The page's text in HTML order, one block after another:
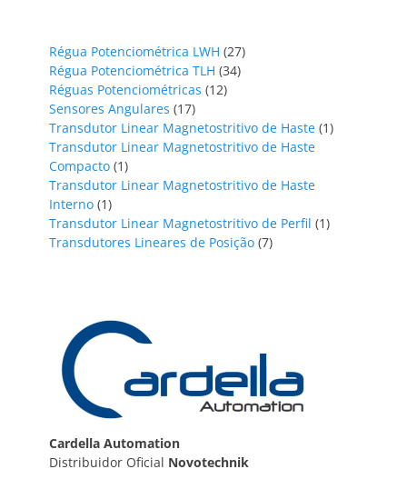
Régua Potenciométrica LWH 2727
Régua Potenciométrica TLH 3434
Réguas Potenciométricas 1212
Sensores Angulares 1717
produtos
Transdutor Linear Magnetostritivo de Haste 11
Transdutor Linear Magnetostritivo de Haste
Compacto 11
produto
Transdutor Linear Magnetostritivo de Haste
Interno 11
produto
Transdutor Linear Magnetostritivo de Perfil 11
Transdutores Lineares de Posição 77
Cardella Automation
Distribuidor Oficial Novotechnik